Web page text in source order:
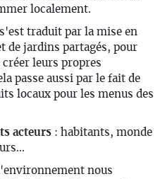
localement.
traduit par la mise en
de jardins partagés, pour
leurs propres
passe aussi par le fait de
locaux pour les menus des
acteurs : habitants, monde
nous